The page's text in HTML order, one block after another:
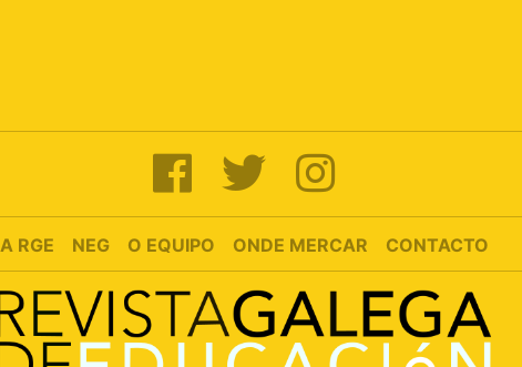
A RGE NEG O EQUIPO ONDE MERCAR CONTACTO